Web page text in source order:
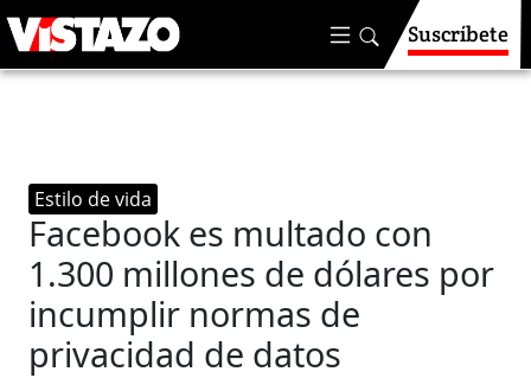
Suscríbete
Estilo de vida
Facebook es multado con
1.300 millones de dólares por
incumplir normas de
privacidad de datos